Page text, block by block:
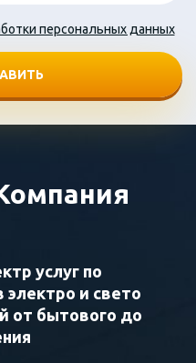
персональных данных
услуг по
и свето
от бытового до